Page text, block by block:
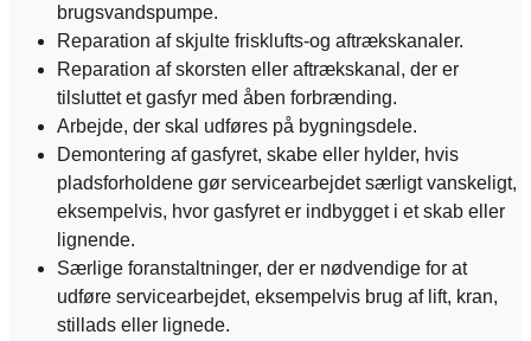
brugsvandspumpe.
Reparation af skjulte frisklufts-og aftrækskanaler.
Reparation af skorsten eller aftrækskanal, der er
tilsluttet et gasfyr med åben forbrænding.
Arbejde, der skal udføres på bygningsdele.
Demontering af gasfyret, skabe eller hylder, hvis
pladsforholdene gør servicearbejdet særligt vanskeligt,
eksempelvis, hvor gasfyret er indbygget i et skab eller
lignende.
Særlige foranstaltninger, der er nødvendige for at
udføre servicearbejdet, eksempelvis brug af lift, kran,
stillads eller lignede.